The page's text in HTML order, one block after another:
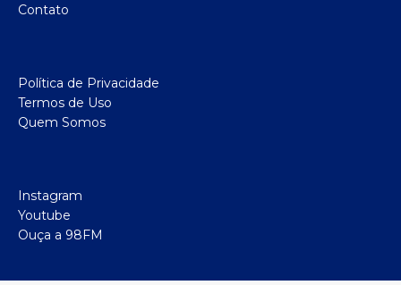
Contato
Política de Privacidade
Termos de Uso
Quem Somos
Instagram
Youtube
Ouça a 98FM